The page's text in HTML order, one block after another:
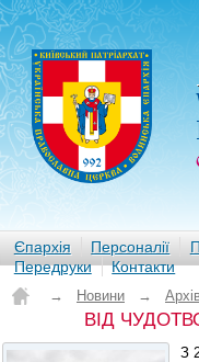
Єпархія Персоналії
Передруки
Контакти
→ Новини →
ВІД
З